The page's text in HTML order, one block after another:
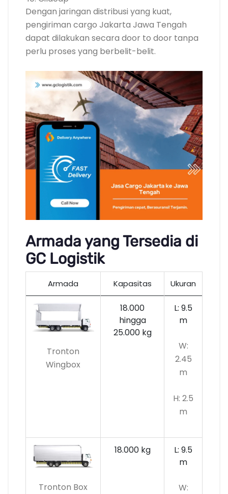
Dengan jaringan distribusi yang kuat,
pengiriman cargo Jakarta Jawa Tengah
dapat dilakukan secara door to door tanpa
perlu proses yang berbelit-belit.
Armada yang Tersedia di
GC Logistik
Armada Kapasitas Ukuran
Tronton
Wingbox
18.000
hingga
25.000 kg
L: 9.5
m
W:
2.45
m
H: 2.5
m
Tronton Box
18.000 kg
L: 9.5
m
W: